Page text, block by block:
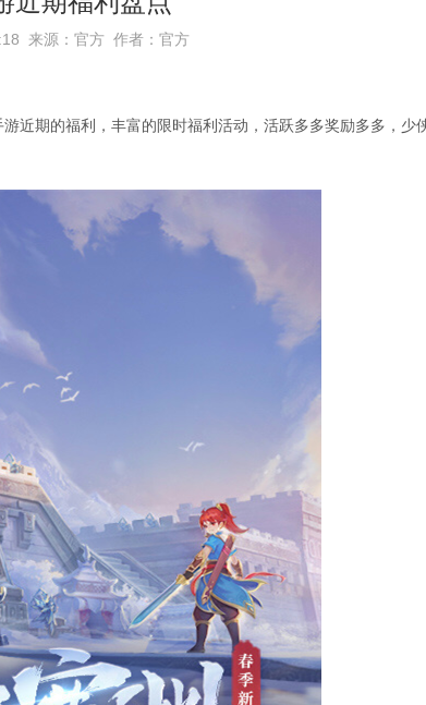
来源：官方 作者：官方
近期的福利，丰富的限时福利活动，活跃多多奖励多多，少